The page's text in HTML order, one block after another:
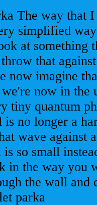
The way that
simplified
at something
that
now imagine
now in the
tiny quantum
is no longer a
wave against
is so small
in the way you
the wall and
parka